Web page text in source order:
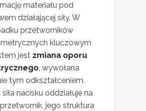
materiału pod
działającej siły. W
przetworników
kluczowym
jest zmiana oporu
, wywołana
tym odkształceniem.
siła nacisku oddziałuje na
jego struktura